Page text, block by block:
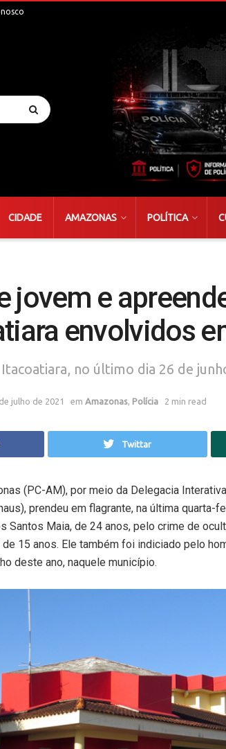
CIDADE AMAZONAS POLÍTICA
jovem e
envolvidos
no último dia 26 de
julho de 2021 em Amazonas, Polícia 2 min read
Twittar
(PC-AM), por meio da Delegacia
prendeu em flagrante, na última quarta-
Santos Maia, de 24 anos, pelo crime de
15 anos. Ele também foi indiciado pelo
deste ano, naquele município.